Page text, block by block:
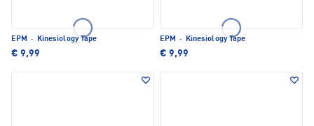
EPM · Kinesiology Tape
€ 9,99
EPM · Kinesiology Tape
€ 9,99